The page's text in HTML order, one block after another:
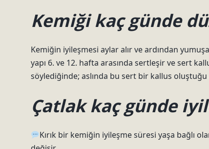
Kemiği kaç günde
Kemiğin iyileşmesi aylar alır ve ardından
yapı 6. ve 12. hafta arasında sertleşir ve sert
söylediğinde; aslında bu sert bir kallus oluştuğu
Çatlak kaç günde
Kırık bir kemiğin iyileşme süresi yaşa bağlı